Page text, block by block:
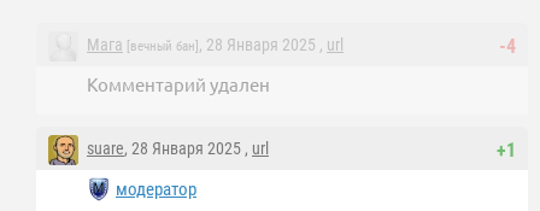
-4
Мага [вечный бан] , 28 Января 2025 , url
Комментарий удален
+1
suare, 28 Января 2025 , url
модератор